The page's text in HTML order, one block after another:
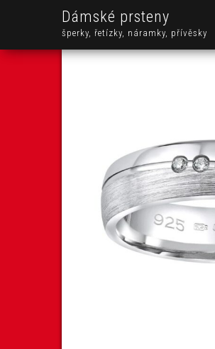
Dámské prsteny
šperky, řetízky, náramky, přívěsky